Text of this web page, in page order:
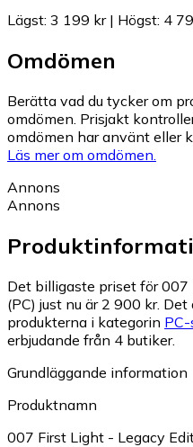
Lägst: 3 199 kr| Högst: 4
Omdömen
Berätta vad du tycker om
omdömen. Prisjakt
omdömen har använt eller
Läs mer om omdömen.
Annons
Annons
Det billigaste priset för
(PC) just nu är 2 900 kr. Det
produkterna i kategorin
erbjudande från 4 butiker.
Grundläggande information
Produktnamn
007 First Light - Legacy